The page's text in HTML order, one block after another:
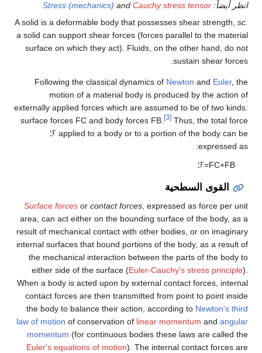
Stress (mechanics)andCauchy
A solid is a deformable body that possesses
a solid can support shear forces (forces
surface on which they act). Fluids, on the
Following the classical dynamics of
motion of a material body is
externally applied forces which are assumed
surface forces FCand body forcesFB.
ℱapplied to a body or to a portion
Surface forcesorcontact forces ,
area, can act either on the bounding
result of mechanical contact with other
internal surfaces that bound portions of the
the mechanical interaction between the
either side of the surface (Euler-
When a body is acted upon by external
contact forces are then transmitted from
the body to balance their action,
law of motionof conservation oflinear
momentum(for continuous bodies these
Euler's equations of motion). The internal